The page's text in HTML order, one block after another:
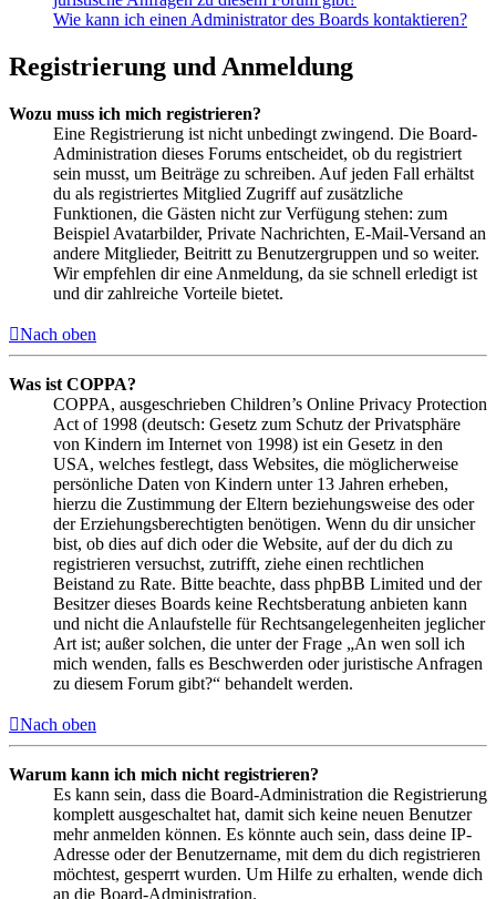
Wie kann ich einen Administrator des Boards kontaktieren?
Registrierung und Anmeldung
Wozu muss ich mich registrieren?
Eine Registrierung ist nicht unbedingt zwingend. Die Board-
Administration dieses Forums entscheidet, ob du registriert
sein musst, um Beiträge zu schreiben. Auf jeden Fall erhältst
du als registriertes Mitglied Zugriff auf zusätzliche
Funktionen, die Gästen nicht zur Verfügung stehen: zum
Beispiel Avatarbilder, Private Nachrichten, E-Mail-Versand an
andere Mitglieder, Beitritt zu Benutzergruppen und so weiter.
Wir empfehlen dir eine Anmeldung, da sie schnell erledigt ist
und dir zahlreiche Vorteile bietet.
Nach oben
Was ist COPPA?
COPPA, ausgeschrieben Children’s Online Privacy Protection
Act of 1998 (deutsch: Gesetz zum Schutz der Privatsphäre
von Kindern im Internet von 1998) ist ein Gesetz in den
USA, welches festlegt, dass Websites, die möglicherweise
persönliche Daten von Kindern unter 13 Jahren erheben,
hierzu die Zustimmung der Eltern beziehungsweise des oder
der Erziehungsberechtigten benötigen. Wenn du dir unsicher
bist, ob dies auf dich oder die Website, auf der du dich zu
registrieren versuchst, zutrifft, ziehe einen rechtlichen
Beistand zu Rate. Bitte beachte, dass phpBB Limited und der
Besitzer dieses Boards keine Rechtsberatung anbieten kann
und nicht die Anlaufstelle für Rechtsangelegenheiten jeglicher
Art ist; außer solchen, die unter der Frage „An wen soll ich
mich wenden, falls es Beschwerden oder juristische Anfragen
zu diesem Forum gibt?“ behandelt werden.
Nach oben
Warum kann ich mich nicht registrieren?
Es kann sein, dass die Board-Administration die Registrierung
komplett ausgeschaltet hat, damit sich keine neuen Benutzer
mehr anmelden können. Es könnte auch sein, dass deine IP-
Adresse oder der Benutzername, mit dem du dich registrieren
möchtest, gesperrt wurden. Um Hilfe zu erhalten, wende dich
an die Board-Administration.